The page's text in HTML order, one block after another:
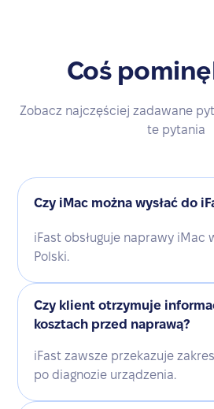
Coś
Zobacz najczęściej zadawane
te pytania
Czy iMac można wysłać do
iFast obsługuje naprawy iMac
Polski.
Czy klient otrzymuje
kosztach przed naprawą?
iFast zawsze przekazuje
po diagnozie urządzenia.